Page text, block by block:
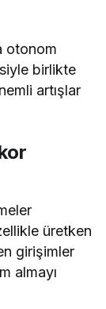
otonom
birlikte
artışlar
üretken
girişimler
almayı